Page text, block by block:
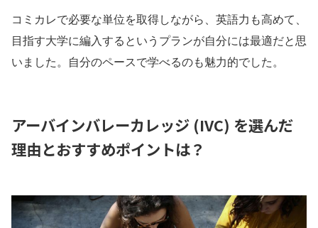
コミカレで必要な単位を取得しながら、英語力も高めて、
目指す大学に編入するというプランが自分には最適だと思
いました。自分のペースで学べるのも魅力的でした。
アーバインバレーカレッジ (IVC) を選んだ
理由とおすすめポイントは？